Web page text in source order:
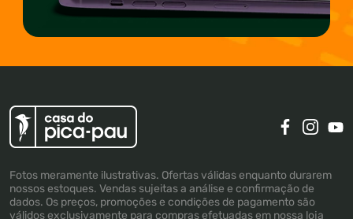
Fotos meramente ilustrativas. Ofertas válidas enquanto durarem
nossos estoques. Vendas sujeitas a análise e confirmação de
dados. Os preços, promoções e condições de pagamento são
válidos exclusivamente para compras efetuadas em nossa loja